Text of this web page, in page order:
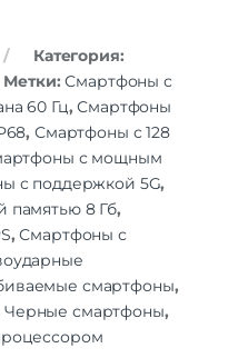
Категория:
Метки:Смартфоны с
60 Гц,Смартфоны
, Смартфоны с 128
с мощным
с поддержкой 5G,
памятью 8 Гб,
,Смартфоны с
смартфоны,
Черные смартфоны,